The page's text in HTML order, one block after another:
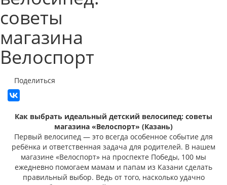
советы
магазина
Велоспорт
Поделиться
Как выбрать идеальный детский велосипед: советы
магазина «Велоспорт» (Казань)
Первый велосипед — это всегда особенное событие для
ребёнка и ответственная задача для родителей. В нашем
магазине «Велоспорт» на проспекте Победы, 100 мы
ежедневно помогаем мамам и папам из Казани сделать
правильный выбор. Ведь от того, насколько удачно